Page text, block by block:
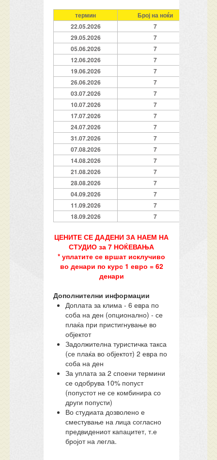
термин
Број на ноќи
22.05.2026
7
29.05.2026
7
05.06.2026
7
12.06.2026
7
19.06.2026
7
26.06.2026
7
03.07.2026
7
10.07.2026
7
17.07.2026
7
24.07.2026
7
31.07.2026
7
07.08.2026
7
14.08.2026
7
21.08.2026
7
28.08.2026
7
04.09.2026
7
11.09.2026
7
18.09.2026
7
ЦЕНИТЕ СЕ ДАДЕНИ ЗА НАЕМ НА
СТУДИО за 7 НОЌЕВАЊА
* уплатите се вршат исклучиво
во денари по курс 1 евро = 62
денари
Дополнителни информации
Доплата за клима - 6 евра по
соба на ден (опционално) - се
плаќа при пристигнување во
објектот
Задолжителна туристичка такса
(се плаќа во објектот) 2 евра по
соба на ден
За уплата за 2 споени термини
се одобрува 10% попуст
(попустот не се комбинира со
други попусти)
Во студиата дозволено е
сместување на лица согласно
предвидениот капацитет, т.е
бројот на легла.